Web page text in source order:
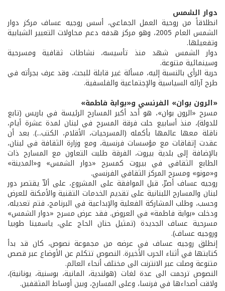
دوار الشمس
انطلاقاً من روحية العمل الجماعي، أسس روجيه عساف مركز دوار
الشمس العام 2005، وهو مركز هدفه دعم محاولات التعبير الشبابية
وتفعيلها.
دوار الشمس شهد منذ تأسيسه، نشاطات ثقافية ومسرحية
وسينمائية متنوعة.
حرية الرأي بالنسبة إليه، مسألة غير قابلة للبحث، وقد عرف بجرأته في
طرح آرائه السياسية والإجتماعية والفلسفية.
«الرون بوان» الفرنسي و«بوابة فاطمة»
مسرح «الرون بوان»، هو أحد أكبر المسارح الرئيسة في باريس (تابع
للدولة)، منذ أسابيع حلت فرقة المسرح في لبنان لمدة عشرة أيام،
ناقلة معها عالمها بأكمله (المسرحيات، الأقلام، الكتب...). بعد أن
عقدت إتفاقات مع مؤسسات فرنسية، ومع وزارة الثقافة في لبنان،
بالإضافة إلى بلدية بيروت، الفرقة طلبت التعاون مع المسارح ذات
الطابع الثقافي في بيروت كمسرح «دوار الشمس» و«المدينة»
و«مونو» ومسرح المركز الثقافي الفرنسي.
روجيه عساف أصرّ، قبل الموافقة على المشروع، على ألاّ يقتصر دور
لبنان والمسارح اللبنانية على تقديم الخدمات التقنية والأمكنة للعرض
وحسب، وطلب المشاركة الفعلية والإبداعية في البرنامج، فتم تعديله،
ودخلت «بوابة فاطمة» في العروض. فقد عرض مسرح «دوار الشمس»
مسرحية عساف الجديدة (تمثيل حنان الحاج علي، ياسمينا طوبيا
وروجيه عساف).
إنطلق روجيه عساف في عرضه من مجموعة نصوص، كان قد بدأ
كتابتها في أثناء الحرب الأخيرة. النصوص تتكلم عن الأوضاع عبر قصص
متنوعة وصلت عبر الانترنت الى مختلف أنحاء العالم.
النصوص ترجمت الى عدة لغات (هولندية، المانية، بوسنية، يونانية)،
ولاقت أصداءها في فرنسا، وعلى المسارح، وبين أوساط المثقفين.